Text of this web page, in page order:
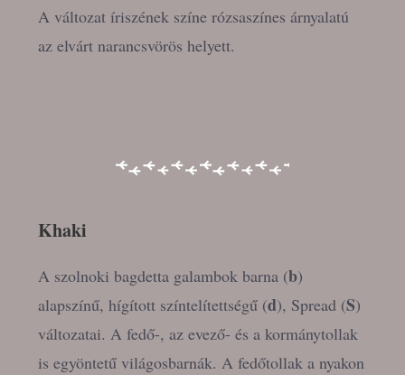
A változat íriszének színe rózsaszínes árnyalatú
az elvárt narancsvörös helyett.
Khaki
A szolnoki bagdetta galambok barna (b)
alapszínű, hígított színtelítettségű (d), Spread (S)
változatai. A fedő-, az evező- és a kormánytollak
is egyöntetű világosbarnák. A fedőtollak a nyakon